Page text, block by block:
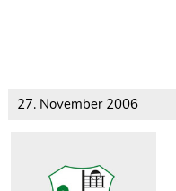
27. November 2006